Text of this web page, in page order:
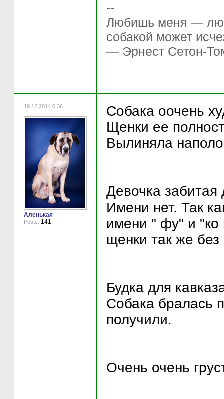
--
Любишь меня —
собакой может
— Эрнест Сетон-
19.12.2014 0:36
Аленькая
Posts: 141
Собака оочень
Щенки ее
Вылиняла
Девочка
Имени нет. Так
имени " фу" и "ко
щенки так же
Будка для
Собака бралась
получили.
Очень очень